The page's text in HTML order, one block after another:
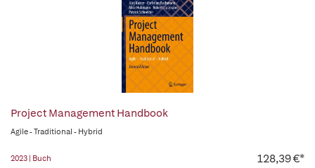
Project Management Handbook
Agile - Traditional - Hybrid
2023 | Buch 128,39 €*